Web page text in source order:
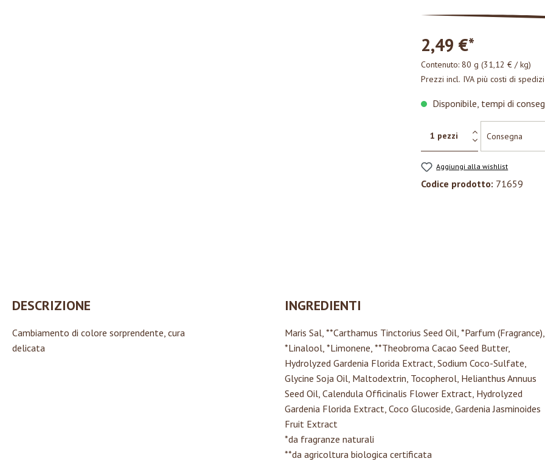
2,49 €*
Contenuto: 80 g (31,12 € / kg)
Prezzi incl. IVA più costi di
Disponibile, tempi di
Aggiungi alla wishlist
Codice prodotto: 71659
DESCRIZIONE
Cambiamento di colore sorprendente, cura
delicata
INGREDIENTI
Maris Sal, **Carthamus Tinctorius Seed Oil, *Parfum (Fragrance),
*Linalool, *Limonene, **Theobroma Cacao Seed Butter,
Hydrolyzed Gardenia Florida Extract, Sodium Coco-Sulfate,
Glycine Soja Oil, Maltodextrin, Tocopherol, Helianthus Annuus
Seed Oil, Calendula Officinalis Flower Extract, Hydrolyzed
Gardenia Florida Extract, Coco Glucoside, Gardenia Jasminoides
Fruit Extract
*da fragranze naturali
**da agricoltura biologica certificata